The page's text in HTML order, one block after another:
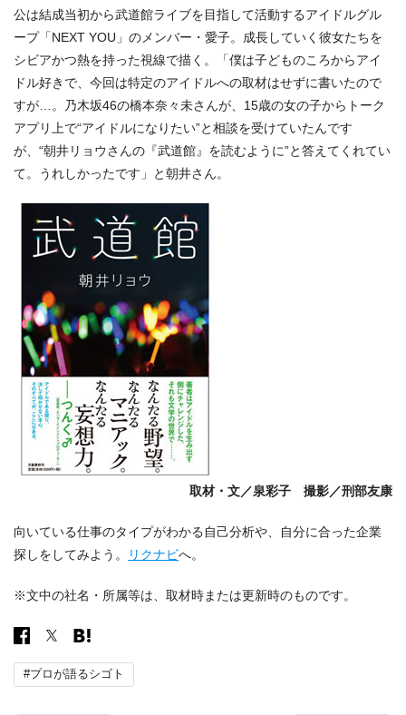
公は結成当初から武道館ライブを目指して活動するアイドルグル
ープ「NEXT YOU」のメンバー・愛子。成長していく彼女たちを
シビアかつ熱を持った視線で描く。「僕は子どものころからアイ
ドル好きで、今回は特定のアイドルへの取材はせずに書いたので
すが…。乃木坂46の橋本奈々未さんが、15歳の女の子からトーク
アプリ上で“アイドルになりたい”と相談を受けていたんです
が、“朝井リョウさんの『武道館』を読むように”と答えてくれてい
て。うれしかったです」と朝井さん。
取材・文／泉彩子 撮影／刑部友康
向いている仕事のタイプがわかる自己分析や、自分に合った企業
探しをしてみよう。
リクナビへ。
※文中の社名・所属等は、取材時または更新時のものです。
#プロが語るシゴト